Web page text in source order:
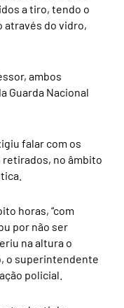
a tiro, tendo o
através do vidro,
ambos
Guarda Nacional
falar com os
no âmbito
horas, “com
por não ser
na altura o
o superintendente
policial.